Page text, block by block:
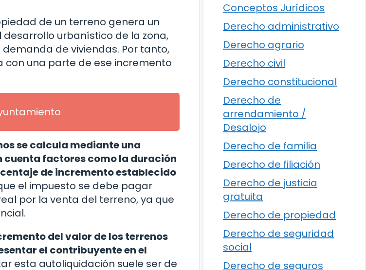
de un terreno genera un
urbanístico de la zona,
de viviendas. Por tanto,
con una parte de ese incremento
se calcula mediante una
factores como la duración
de incremento establecido
el impuesto se debe pagar
por la venta del terreno, ya que
del valor de los terrenos
el contribuyente en el
esta autoliquidación suele ser de
Conceptos Jurídicos
Derecho administrativo
Derecho agrario
Derecho civil
Derecho constitucional
Derecho de
arrendamiento /
Desalojo
Derecho de familia
Derecho de filiación
Derecho de justicia
gratuita
Derecho de propiedad
Derecho de seguridad
social
Derecho de seguros